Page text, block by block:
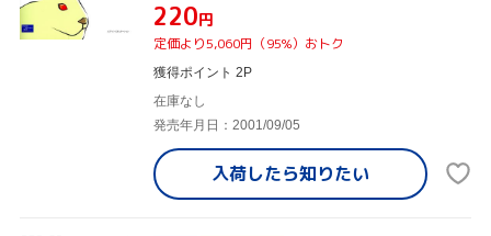
¥220円
定価より5,060円（95%）おトク
獲得ポイント 2P
在庫なし
発売年月日：2001/09/05
入荷したら知りたい